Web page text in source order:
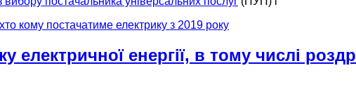
кому постачатиме електрику з 2019 року
енергії, в тому числі